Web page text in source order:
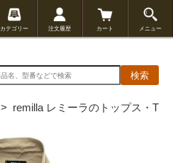
カテゴリー 注文履歴 カート メニュー
検索
> remilla レミーラのトップス・T